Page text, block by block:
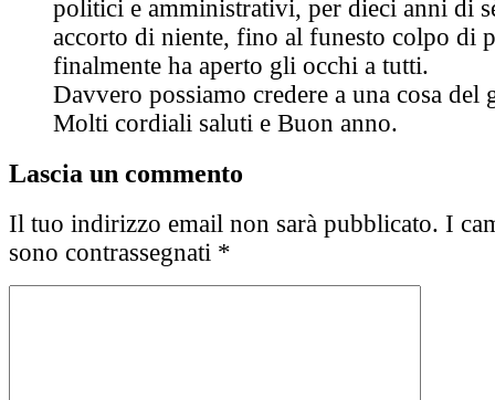
politici e amministrativi, per dieci anni di
accorto di niente, fino al funesto colpo di
finalmente ha aperto gli occhi a tutti.
Davvero possiamo credere a una cosa del
Molti cordiali saluti e Buon anno.
Lascia un commento
Il tuo indirizzo email non sarà pubblicato. I
sono contrassegnati *